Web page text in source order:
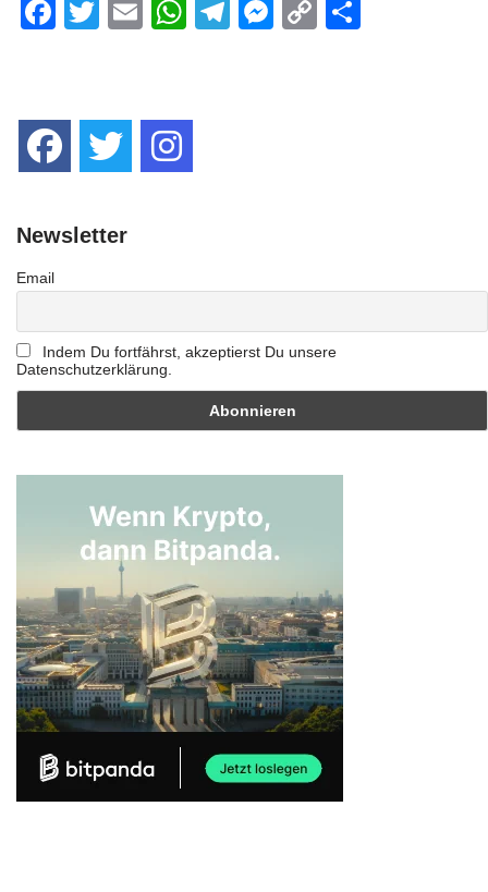
Facebook
Twitter
EmailWhatsApp
Telegram
Messenger
Copy
Newsletter
Email
Indem Du fortfährst, akzeptierst Du unsere
Datenschutzerklärung.